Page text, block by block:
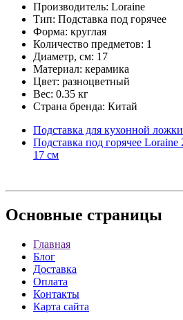
Производитель: Loraine
Тип: Подставка под горячее
Форма: круглая
Количество предметов: 1
Диаметр, см: 17
Материал: керамика
Цвет: разноцветный
Вес: 0.35 кг
Страна бренда: Китай
Подставка для кухонной
Подставка под горячее
17 см
Основные страницы
Главная
Блог
Доставка
Оплата
Контакты
Карта сайта